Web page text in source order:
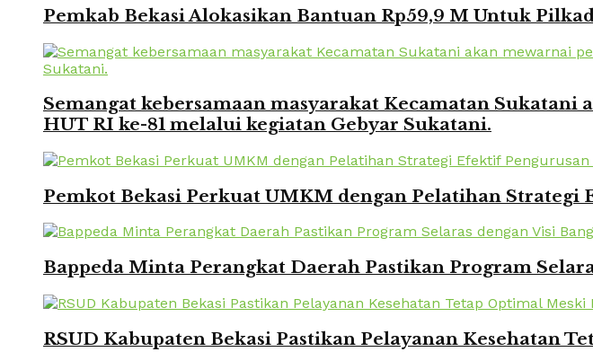
Pemkab Bekasi Alokasikan Bantuan Rp59,9 M Untuk
Semangat kebersamaan masyarakat Kecamatan
HUT RI ke-81 melalui kegiatan Gebyar Sukatani.
Pemkot Bekasi Perkuat UMKM dengan Pelatihan
Bappeda Minta Perangkat Daerah Pastikan Program
RSUD Kabupaten Bekasi Pastikan Pelayanan Kesehatan